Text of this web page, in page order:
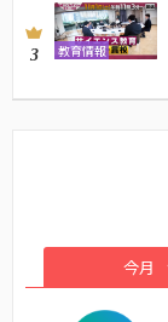
3 教育情報
今月